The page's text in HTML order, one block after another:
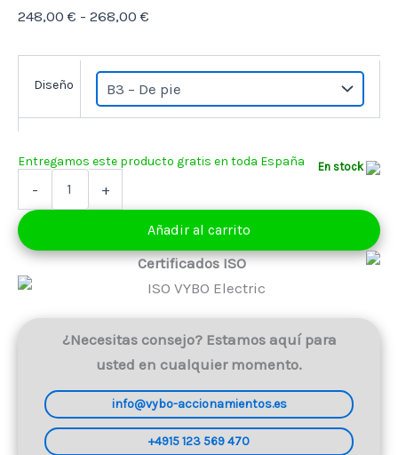
248,00 € - 268,00 €
desde
248,00 €
268,00 €
Diseño
En stock
-
eléctrico
2,2
kW
400V
rpm
3AL100L1-
+
Añadir al carrito
Certificados ISO
¿Necesitas consejo? Estamos aquí para
usted en cualquier momento.
info@vybo-accionamientos.es
+4915 123 569 470